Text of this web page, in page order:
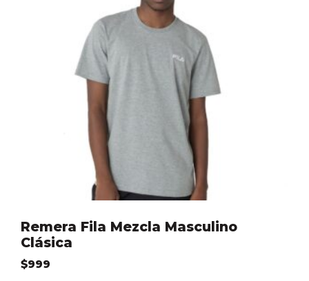
Remera Fila Mezcla Masculino
Clásica
$999